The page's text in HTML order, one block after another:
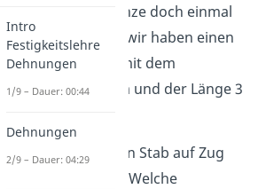
Wenden wir das Ganze doch einmal
an. Nehmen wir an, wir haben einen
runden Metallstab mit dem
Durchmesser 1,2 cm und der Länge 3
Wir belasten nun den Stab auf Zug
mit 180 Kilonewton. Welche
Intro
Festigkeitslehre
Dehnungen
1/9 – Dauer: 00:44
Dehnungen
2/9 – Dauer: 04:29